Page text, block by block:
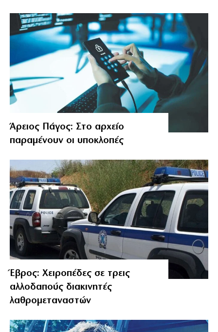
Άρειος Πάγος: Στο αρχείο
παραμένουν οι υποκλοπές
Έβρος: Χειροπέδες σε τρεις
αλλοδαπούς διακινητές
λαθρομεταναστών